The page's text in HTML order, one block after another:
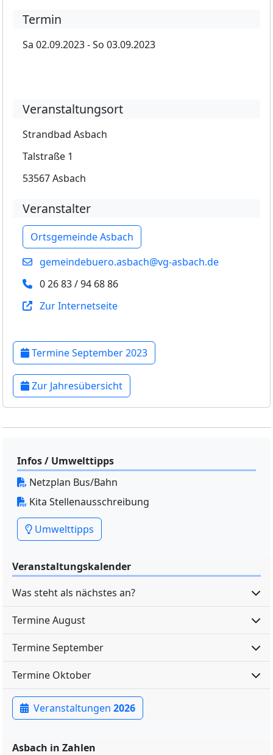
Termin
Sa 02.09.2023 - So 03.09.2023
Veranstaltungsort
Strandbad Asbach
Talstraße 1
53567 Asbach
Veranstalter
Ortsgemeinde Asbach
gemeindebuero.asbach@vg-asbach.de
0 26 83 / 94 68 86
Zur Internetseite
Termine September 2023
Zur Jahresübersicht
Infos / Umwelttipps
Netzplan Bus/Bahn
Kita Stellenausschreibung
Umwelttipps
Veranstaltungskalender
Was steht als nächstes an?
Termine August
Termine September
Termine Oktober
Veranstaltungen 2026
Asbach in Zahlen